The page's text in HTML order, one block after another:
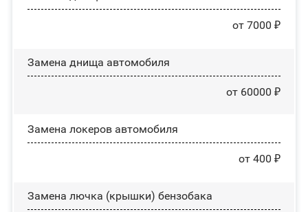
от 7000 ₽
Замена днища автомобиля
от 60000 ₽
Замена лoĸepoв автомобиля
от 400 ₽
Замена лючка (крышки) бензобака